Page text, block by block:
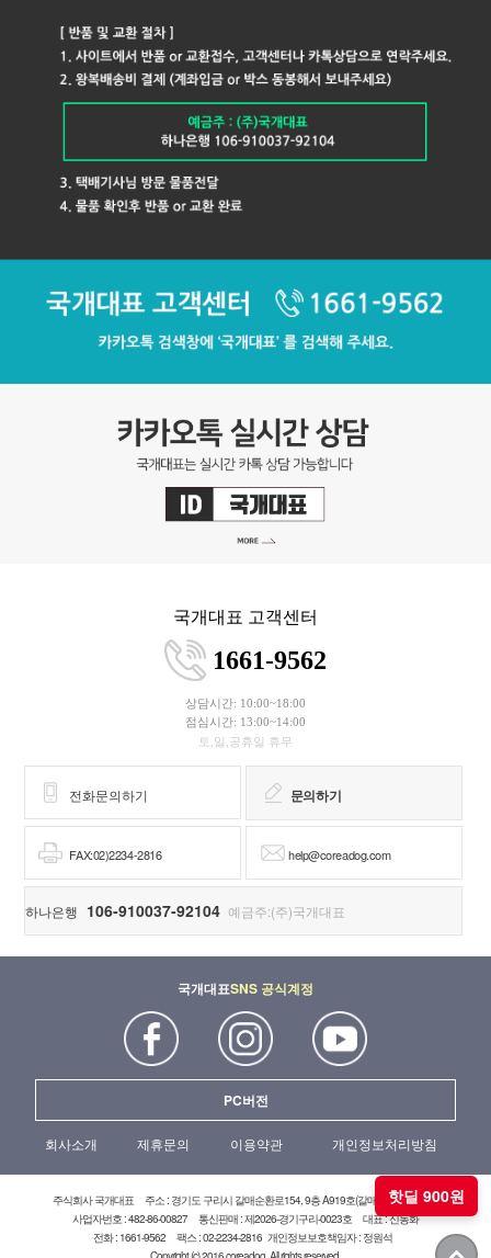
국개대표 고객센터
1661-9562
상담시간: 10:00~18:00
점심시간: 13:00~14:00
토,일,공휴일 휴무
전화문의하기 문의하기
FAX:02)2234-2816 help@coreadog.com
하나은행 106-910037-92104 예금주:(주)국개대표
국개대표SNS 공식계정
PC버전
회사소개 제휴문의 이용약관 개인정보처리방침
주식회사 국개대표
주소 : 경기도 구리시 갈매순환로154, 9층 A919호(갈매현대테라타워)
사업자번호 : 482-86-00827
통신판매 : 제2026-경기구리-0023호
대표 : 신동화
전화 : 1661-9562
팩스 : 02-2234-2816 개인정보보호책임자 : 정원석
핫딜 900원